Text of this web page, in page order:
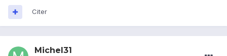
Citer
Michel31